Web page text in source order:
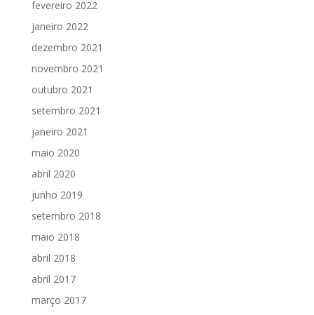
fevereiro 2022
janeiro 2022
dezembro 2021
novembro 2021
outubro 2021
setembro 2021
janeiro 2021
maio 2020
abril 2020
junho 2019
setembro 2018
maio 2018
abril 2018
abril 2017
março 2017